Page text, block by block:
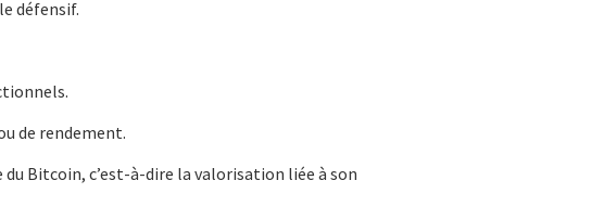
défensif.
de rendement.
Bitcoin, c’est-à-dire la valorisation liée à son